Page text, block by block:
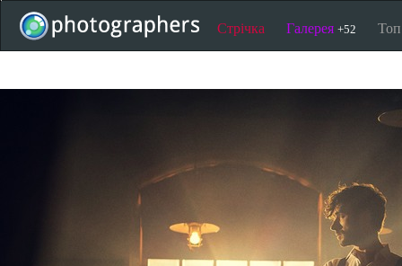
Стрічка Галерея +52